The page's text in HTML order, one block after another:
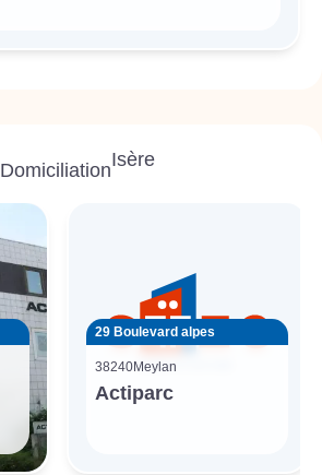
DomiciliationIsère
29 Boulevard alpes
38240Meylan
Actiparc